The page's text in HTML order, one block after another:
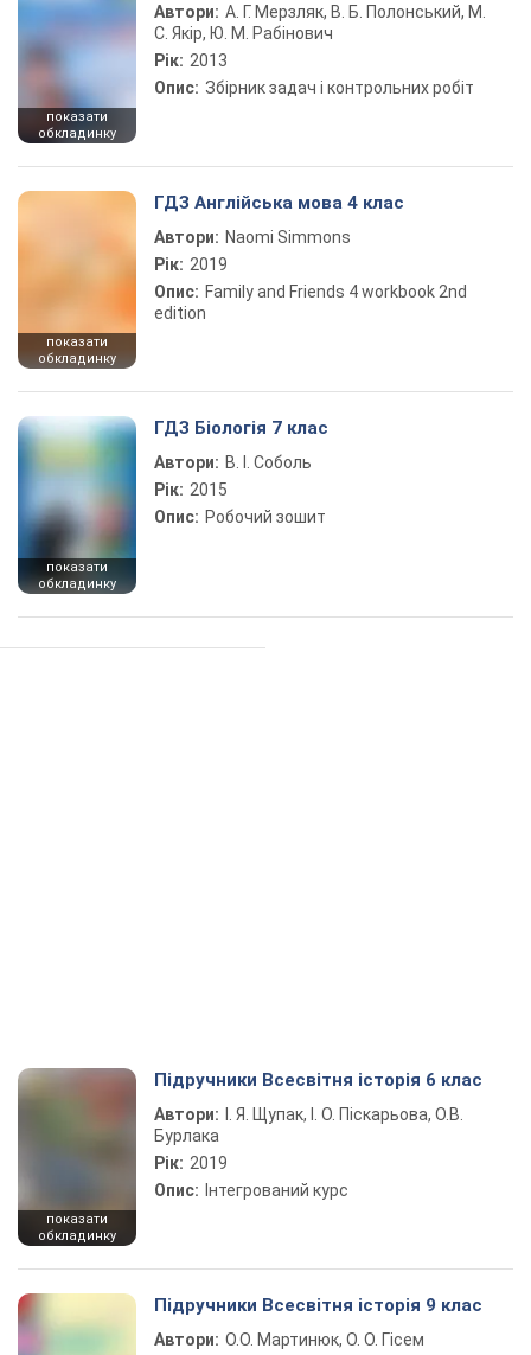
показати
обкладинку
Автори: А. Г. Мерзляк, В. Б. Полонський, М.
С. Якір, Ю. М. Рабінович
Рік: 2013
Опис: Збірник задач і контрольних робіт
показати
обкладинку
ГДЗ Англійська мова 4 клас
Автори: Naomi Simmons
Рік: 2019
Опис: Family and Friends 4 workbook 2nd
edition
показати
обкладинку
ГДЗ Біологія 7 клас
Автори: В. І. Соболь
Рік: 2015
Опис: Робочий зошит
показати
обкладинку
Підручники Всесвітня історія 6 клас
Автори:
І. Я. Щупак, І. О. Піскарьова, О.В.
Бурлака
Рік: 2019
Опис: Інтегрований курс
Підручники Всесвітня історія 9 клас
Автори: О.О. Мартинюк, О. О. Гісем